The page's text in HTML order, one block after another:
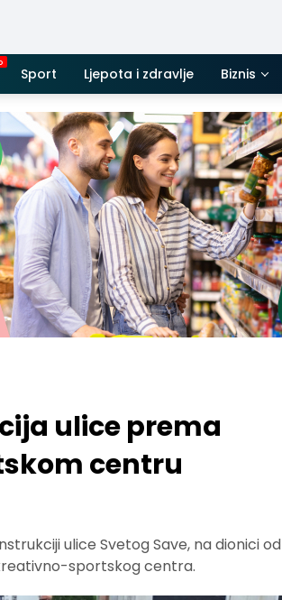
Sport Ljepota i zdravlje Biznis
ulice prema
centru
ulice Svetog Save, na dionici od
sportskog centra.